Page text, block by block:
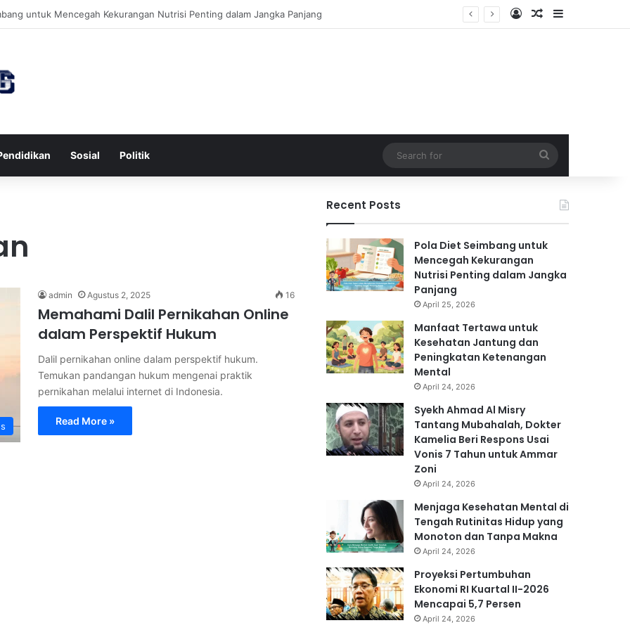
untuk Kesehatan Jantung dan Peningkatan Ketenangan Mental Log InRandom Article
Sidebar
Sosial Politik
for
admin Agustus 2, 2025 16
Memahami Dalil Pernikahan Online
dalam Perspektif Hukum
Dalil pernikahan online dalam perspektif hukum.
Temukan pandangan hukum mengenai praktik
pernikahan melalui internet di Indonesia.
Read More »
Recent Posts
Pola Diet Seimbang untuk
Mencegah Kekurangan
Nutrisi Penting dalam Jangka
Panjang
April 25, 2026
Manfaat Tertawa untuk
Kesehatan Jantung dan
Peningkatan Ketenangan
Mental
April 24, 2026
Syekh Ahmad Al Misry
Tantang Mubahalah, Dokter
Kamelia Beri Respons Usai
Vonis 7 Tahun untuk Ammar
Zoni
April 24, 2026
Menjaga Kesehatan Mental di
Tengah Rutinitas Hidup yang
Monoton dan Tanpa Makna
April 24, 2026
Proyeksi Pertumbuhan
Ekonomi RI Kuartal II-2026
Mencapai 5,7 Persen
April 24, 2026